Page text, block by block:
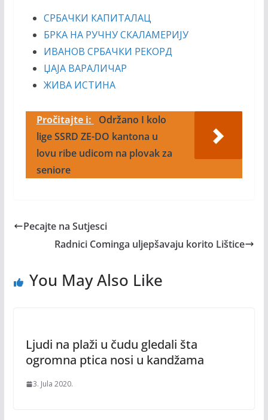
СРБАЧКИ КАПИТАЛАЦ
БРКА НА РУЧНУ СКАЛАМЕРИЈУ
ИВАНОВ СРБАЧКИ РЕКОРД
ЏАЈА ВАРАЛИЧАР
ЖИВА ИСТИНА
Pročitajte i:
Održano I kolo
lige SSRD ZE-DO kantona u
lovu ribe udicom na plovak za
seniore
Pecajte na Sutjesci
Radnici Cominga uljepšavaju korito Lištice
You May Also Like
Ljudi na plaži u čudu gledali šta
ogromna ptica nosi u kandžama
3. Jula 2020.